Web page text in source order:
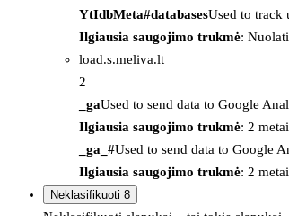
YtIdbMeta#databasesUsed to track
Ilgiausia saugojimo trukmė:
load.s.meliva.lt
2
_gaUsed to send data to Google
Ilgiausia saugojimo trukmė: 2 metai
_ga_#Used to send data to Google
Ilgiausia saugojimo trukmė: 2 metai
Neklasifikuoti 8